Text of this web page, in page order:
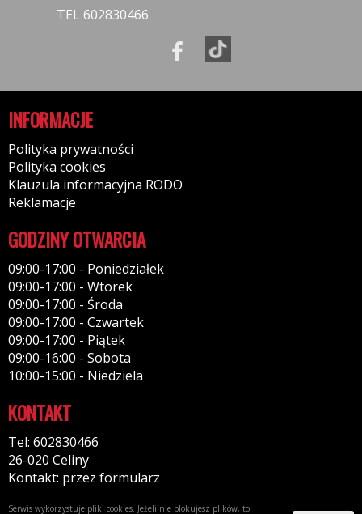
TEL 602830466
INFORMACJE
Polityka prywatności
Polityka cookies
Klauzula informacyjna RODO
Reklamacje
GODZINY OTWARCIA
09:00-17:00 - Poniedziałek
09:00-17:00 - Wtorek
09:00-17:00 - Środa
09:00-17:00 - Czwartek
09:00-17:00 - Piątek
09:00-16:00 - Sobota
10:00-15:00 - Niedziela
KONTAKT
Tel: 602830466
26-020 Celiny
Kontakt: przez formularz
Serwis wykorzystuje pliki cookies. Jeżeli nie blokujesz plików, to